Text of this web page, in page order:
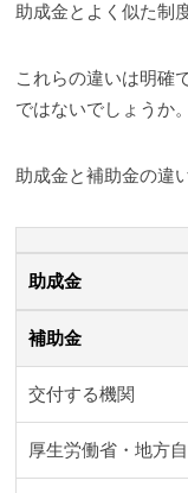
助成金とよく似た制
これらの違いは明確
ではないでしょうか。
助成金と補助金の違
助成金
補助金
交付する機関
厚生労働省・地方